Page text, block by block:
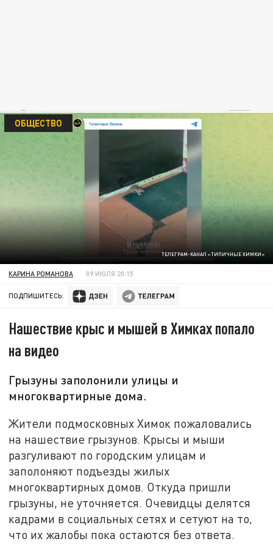
ТЕЛЕГРАМ-КАНАЛ «ТИПИЧНЫЕ ХИМКИ»
ОБЩЕСТВО
КАРИНА РОМАНОВА 09 ИЮЛЯ 20:15
ПОДПИШИТЕСЬ:
Нашествие крыс и мышей в Химках попало
на видео
Грызуны заполонили улицы и
многоквартирные дома.
Жители подмосковных Химок пожаловались
на нашествие грызунов. Крысы и мыши
разгуливают по городским улицам и
заполоняют подъезды жилых
многоквартирных домов. Откуда пришли
грызуны, не уточняется. Очевидцы делятся
кадрами в социальных сетях и сетуют на то,
что их жалобы пока остаются без ответа.